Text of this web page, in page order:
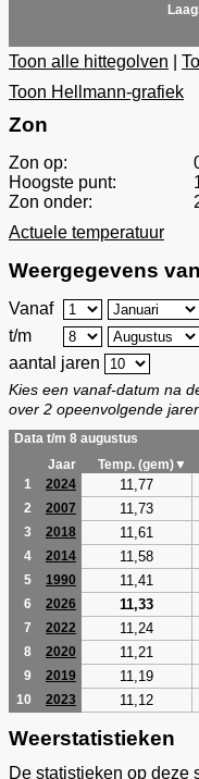
Toon alle hittegolven
Toon Hellmann-grafiek
Zon
Zon op:
Hoogste punt:
Zon onder:
Actuele temperatuur
Weergegevens
Vanaf
t/m
aantal jaren
Kies een vanaf-datum na
over 2 opeenvolgende
Data t/m 8 augustus
Jaar
Temp. (gem)▼
1
2024 11,77
2 2007 11,73
3 2018 11,61
4 2014 11,58
5 1990 11,41
6 2026 11,33
7 2022 11,24
8 2020 11,21
9 2019 11,19
10 2023 11,12
Weerstatistieken
De statistieken op deze